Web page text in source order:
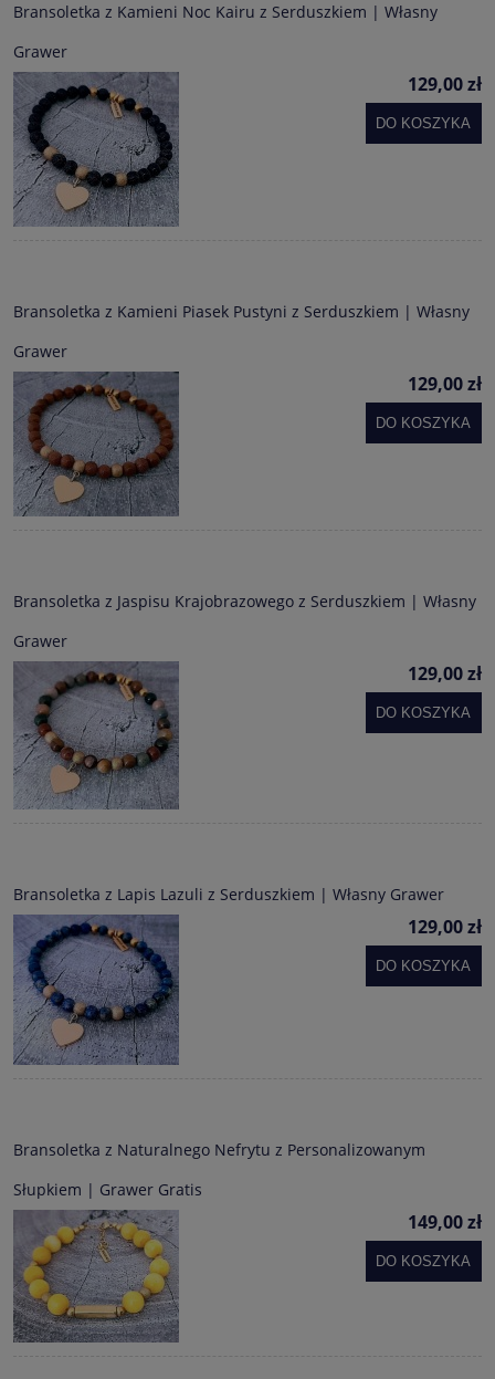
Bransoletka z Kamieni Noc Kairu z Serduszkiem | Własny
Grawer
129,00 zł
DO KOSZYKA
Bransoletka z Kamieni Piasek Pustyni z Serduszkiem | Własny
Grawer
129,00 zł
DO KOSZYKA
Bransoletka z Jaspisu Krajobrazowego z Serduszkiem | Własny
Grawer
129,00 zł
DO KOSZYKA
Bransoletka z Lapis Lazuli z Serduszkiem | Własny Grawer
129,00 zł
DO KOSZYKA
Bransoletka z Naturalnego Nefrytu z Personalizowanym
Słupkiem | Grawer Gratis
149,00 zł
DO KOSZYKA